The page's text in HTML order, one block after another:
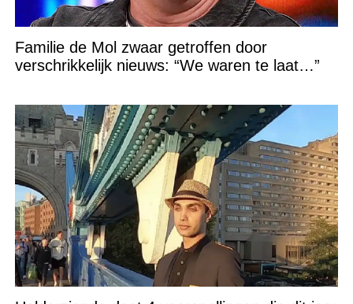
Familie de Mol zwaar getroffen door
verschrikkelijk nieuws: “We waren te laat…”